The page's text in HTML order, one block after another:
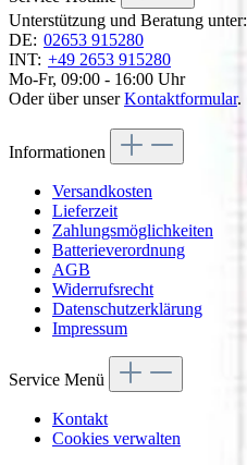
Unterstützung und Beratung unter:
DE: 02653 915280
INT: +49 2653 915280
Mo-Fr, 09:00 - 16:00 Uhr
Oder über unserKontaktformular.
Informationen
Versandkosten
Lieferzeit
Zahlungsmöglichkeiten
Batterieverordnung
AGB
Widerrufsrecht
Datenschutzerklärung
Impressum
Service Menü
Kontakt
Cookies verwalten